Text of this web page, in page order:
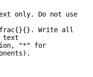
only. Do not use
Write all
text
"*" for